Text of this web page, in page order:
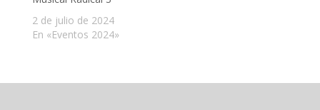
2 de julio de 2024
En «Eventos 2024»